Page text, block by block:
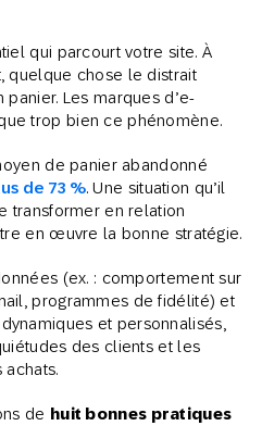
qui parcourt votre site. À
quelque chose le distrait
Les marques d’e-
trop bien ce phénomène.
de panier abandonné
de 73 %. Une situation qu’il
transformer en relation
en œuvre la bonne stratégie.
(ex. : comportement sur
programmes de fidélité) et
et personnalisés,
des clients et les
de huit bonnes pratiques